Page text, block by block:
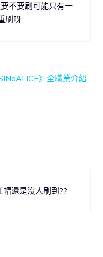
不要刷可能只有一
刷呀…
》全職業介紹
還是沒人刷到??